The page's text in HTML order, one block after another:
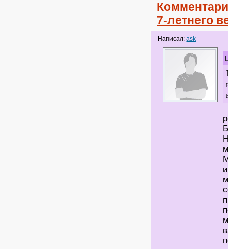
7-летнего
Написал:ask